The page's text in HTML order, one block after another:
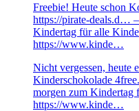
Freebie! Heute schon
https://pirate-deals.d…
Kindertag für alle
https://www.kinde…
Nicht vergessen, heute
Kinderschokolade
morgen zum
https://www.kinde…